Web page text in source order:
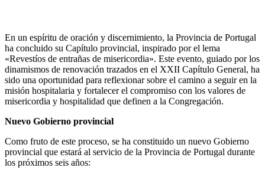
En un espíritu de oración y discernimiento, la Provincia de Portugal
ha concluido su Capítulo provincial, inspirado por el lema
«Revestíos de entrañas de misericordia». Este evento, guiado por los
dinamismos de renovación trazados en el XXII Capítulo General, ha
sido una oportunidad para reflexionar sobre el camino a seguir en la
misión hospitalaria y fortalecer el compromiso con los valores de
misericordia y hospitalidad que definen a la Congregación.
Nuevo Gobierno provincial
Como fruto de este proceso, se ha constituido un nuevo Gobierno
provincial que estará al servicio de la Provincia de Portugal durante
los próximos seis años: